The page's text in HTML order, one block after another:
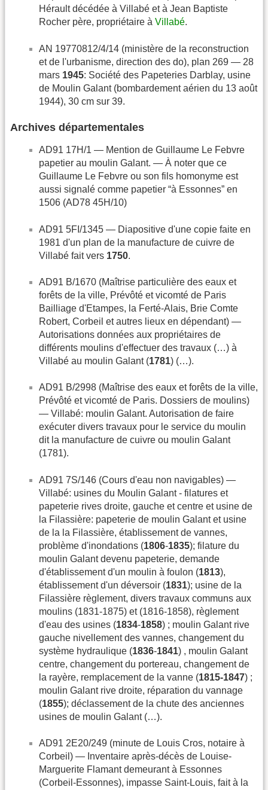
Hérault décédée à Villabé et à Jean Baptiste
Rocher père, propriétaire à Villabé.
AN 19770812/4/14 (ministère de la reconstruction
et de l'urbanisme, direction des do), plan 269 — 28
mars 1945: Société des Papeteries Darblay, usine
de Moulin Galant (bombardement aérien du 13 août
1944), 30 cm sur 39.
Archives départementales
AD91 17H/1 — Mention de Guillaume Le Febvre
papetier au moulin Galant. — À noter que ce
Guillaume Le Febvre ou son fils homonyme est
aussi signalé comme papetier “à Essonnes” en
1506 (AD78 45H/10)
AD91 5FI/1345 — Diapositive d'une copie faite en
1981 d'un plan de la manufacture de cuivre de
Villabé fait vers 1750.
AD91 B/1670 (Maîtrise particulière des eaux et
forêts de la ville, Prévôté et vicomté de Paris
Bailliage d'Etampes, la Ferté-Alais, Brie Comte
Robert, Corbeil et autres lieux en dépendant) —
Autorisations données aux propriétaires de
différents moulins d'effectuer des travaux (…) à
Villabé au moulin Galant (1781) (…).
AD91 B/2998 (Maîtrise des eaux et forêts de la ville,
Prévôté et vicomté de Paris. Dossiers de moulins)
— Villabé: moulin Galant. Autorisation de faire
exécuter divers travaux pour le service du moulin
dit la manufacture de cuivre ou moulin Galant
(1781).
AD91 7S/146 (Cours d'eau non navigables) —
Villabé: usines du Moulin Galant - filatures et
papeterie rives droite, gauche et centre et usine de
la Filassière: papeterie de moulin Galant et usine
de la la Filassière, établissement de vannes,
problème d'inondations (1806-1835); filature du
moulin Galant devenu papeterie, demande
d'établissement d'un moulin à foulon (1813),
établissement d'un déversoir (1831); usine de la
Filassière règlement, divers travaux communs aux
moulins (1831-1875) et (1816-1858), règlement
d'eau des usines (1834-1858) ; moulin Galant rive
gauche nivellement des vannes, changement du
système hydraulique (1836-1841) , moulin Galant
centre, changement du portereau, changement de
la rayère, remplacement de la vanne (1815-1847) ;
moulin Galant rive droite, réparation du vannage
(1855); déclassement de la chute des anciennes
usines de moulin Galant (…).
AD91 2E20/249 (minute de Louis Cros, notaire à
Corbeil) — Inventaire après-décès de Louise-
Marguerite Flamant demeurant à Essonnes
(Corbeil-Essonnes), impasse Saint-Louis, fait à la